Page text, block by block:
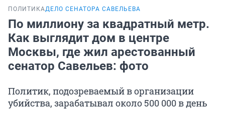
ПОЛИТИКАДЕЛО СЕНАТОРА САВЕЛЬЕВА
По миллиону за квадратный метр.
Как выглядит дом в центре
Москвы, где жил арестованный
сенатор Савельев: фото
Политик, подозреваемый в организации
убийства, зарабатывал около 500 000 в день